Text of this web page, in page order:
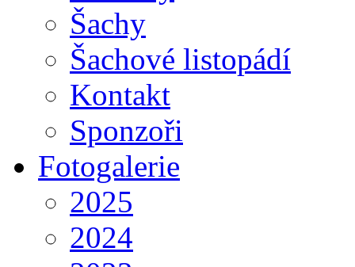
Šachy
Šachové listopádí
Kontakt
Sponzoři
Fotogalerie
2025
2024